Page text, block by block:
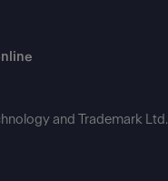
and Trademark Ltd.